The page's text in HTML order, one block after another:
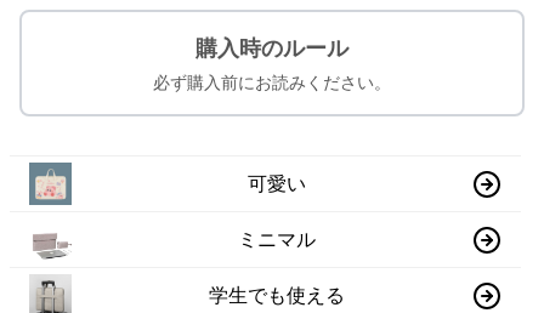
購入時のルール
必ず購入前にお読みください。
可愛い
ミニマル
学生でも使える